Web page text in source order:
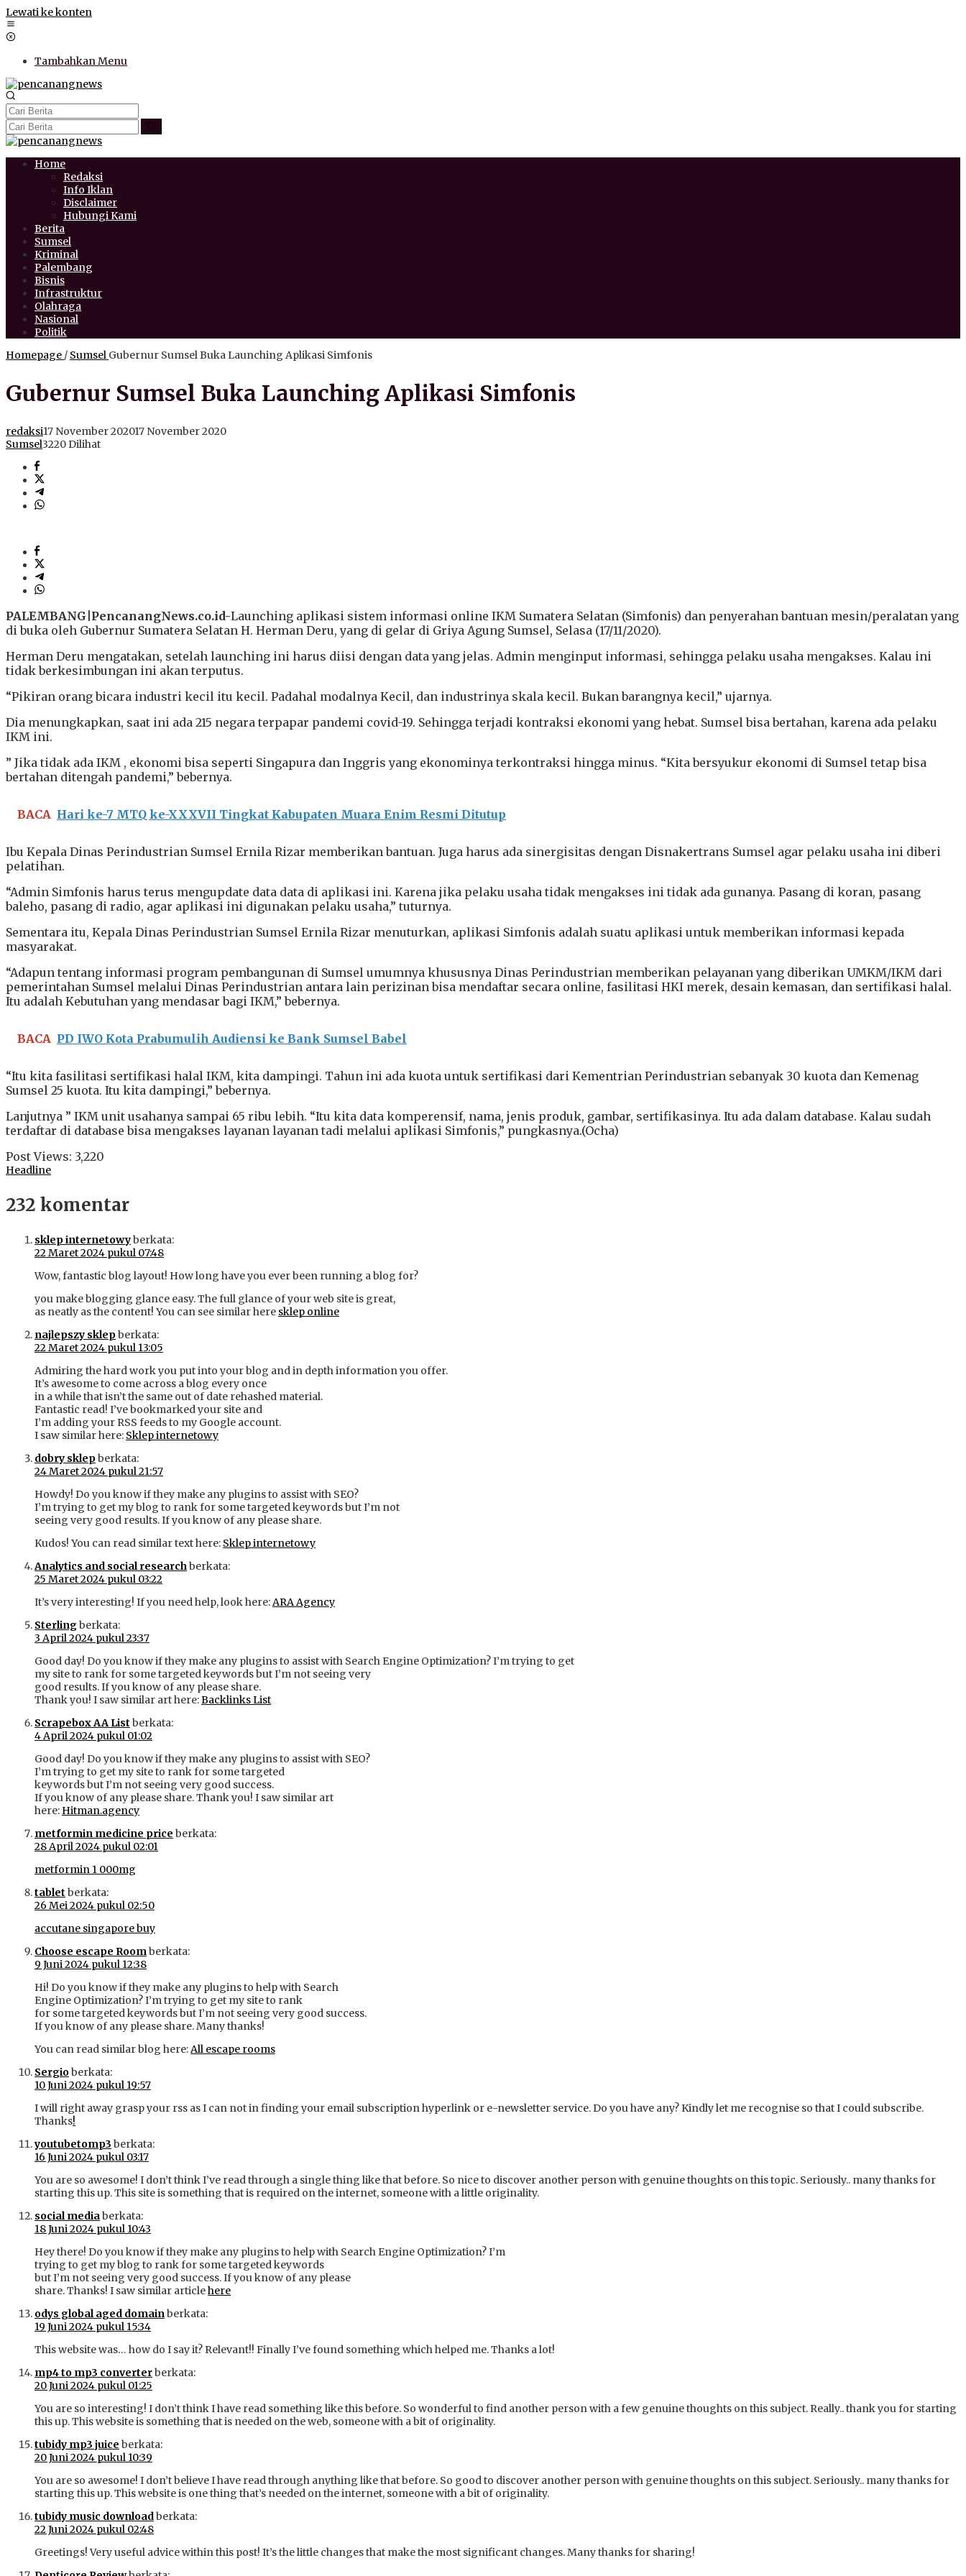
Lewati ke konten
Tambahkan Menu
Home
Redaksi
Info Iklan
Disclaimer
Hubungi Kami
Berita
Sumsel
Kriminal
Palembang
Bisnis
Infrastruktur
Olahraga
Nasional
Politik
Homepage / Sumsel Gubernur Sumsel Buka Launching Aplikasi Simfonis
Gubernur Sumsel Buka Launching Aplikasi Simfonis
redaksi17 November 202017 November 2020
Sumsel3220 Dilihat
PALEMBANG|PencanangNews.co.id-Launching aplikasi sistem informasi online IKM Sumatera Selatan (Simfonis) dan penyerahan bantuan mesin/peralatan yang
di buka oleh Gubernur Sumatera Selatan H. Herman Deru, yang di gelar di Griya Agung Sumsel, Selasa (17/11/2020).
Herman Deru mengatakan, setelah launching ini harus diisi dengan data yang jelas. Admin menginput informasi, sehingga pelaku usaha mengakses. Kalau ini
tidak berkesimbungan ini akan terputus.
“Pikiran orang bicara industri kecil itu kecil. Padahal modalnya Kecil, dan industrinya skala kecil. Bukan barangnya kecil,” ujarnya.
Dia menungkapkan, saat ini ada 215 negara terpapar pandemi covid-19. Sehingga terjadi kontraksi ekonomi yang hebat. Sumsel bisa bertahan, karena ada pelaku
IKM ini.
” Jika tidak ada IKM , ekonomi bisa seperti Singapura dan Inggris yang ekonominya terkontraksi hingga minus. “Kita bersyukur ekonomi di Sumsel tetap bisa
bertahan ditengah pandemi,” bebernya.
BACA Hari ke-7 MTQ ke-XXXVII Tingkat Kabupaten Muara Enim Resmi Ditutup
Ibu Kepala Dinas Perindustrian Sumsel Ernila Rizar memberikan bantuan. Juga harus ada sinergisitas dengan Disnakertrans Sumsel agar pelaku usaha ini diberi
pelatihan.
“Admin Simfonis harus terus mengupdate data data di aplikasi ini. Karena jika pelaku usaha tidak mengakses ini tidak ada gunanya. Pasang di koran, pasang
baleho, pasang di radio, agar aplikasi ini digunakan pelaku usaha,” tuturnya.
Sementara itu, Kepala Dinas Perindustrian Sumsel Ernila Rizar menuturkan, aplikasi Simfonis adalah suatu aplikasi untuk memberikan informasi kepada
masyarakat.
“Adapun tentang informasi program pembangunan di Sumsel umumnya khususnya Dinas Perindustrian memberikan pelayanan yang diberikan UMKM/IKM dari
pemerintahan Sumsel melalui Dinas Perindustrian antara lain perizinan bisa mendaftar secara online, fasilitasi HKI merek, desain kemasan, dan sertifikasi halal.
Itu adalah Kebutuhan yang mendasar bagi IKM,” bebernya.
BACA PD IWO Kota Prabumulih Audiensi ke Bank Sumsel Babel
“Itu kita fasilitasi sertifikasi halal IKM, kita dampingi. Tahun ini ada kuota untuk sertifikasi dari Kementrian Perindustrian sebanyak 30 kuota dan Kemenag
Sumsel 25 kuota. Itu kita dampingi,” bebernya.
Lanjutnya ” IKM unit usahanya sampai 65 ribu lebih. “Itu kita data komperensif, nama, jenis produk, gambar, sertifikasinya. Itu ada dalam database. Kalau sudah
terdaftar di database bisa mengakses layanan layanan tadi melalui aplikasi Simfonis,” pungkasnya.(Ocha)
Post Views: 3,220
Headline
232 komentar
sklep internetowyberkata:
22 Maret 2024 pukul 07:48
Wow, fantastic blog layout! How long have you ever been running a blog for?
you make blogging glance easy. The full glance of your web site is great,
as neatly as the content! You can see similar here sklep online
najlepszy sklepberkata:
22 Maret 2024 pukul 13:05
Admiring the hard work you put into your blog and in depth information you offer.
It’s awesome to come across a blog every once
in a while that isn’t the same out of date rehashed material.
Fantastic read! I’ve bookmarked your site and
I’m adding your RSS feeds to my Google account.
I saw similar here: Sklep internetowy
dobry sklepberkata:
24 Maret 2024 pukul 21:57
Howdy! Do you know if they make any plugins to assist with SEO?
I’m trying to get my blog to rank for some targeted keywords but I’m not
seeing very good results. If you know of any please share.
Kudos! You can read similar text here: Sklep internetowy
Analytics and social researchberkata:
25 Maret 2024 pukul 03:22
It’s very interesting! If you need help, look here:ARA Agency
Sterlingberkata:
3 April 2024 pukul 23:37
Good day! Do you know if they make any plugins to assist with Search Engine Optimization? I’m trying to get
my site to rank for some targeted keywords but I’m not seeing very
good results. If you know of any please share.
Thank you! I saw similar art here:Backlinks List
Scrapebox AA List berkata:
4 April 2024 pukul 01:02
Good day! Do you know if they make any plugins to assist with SEO?
I’m trying to get my site to rank for some targeted
keywords but I’m not seeing very good success.
If you know of any please share. Thank you! I saw similar art
here: Hitman.agency
metformin medicine price berkata:
28 April 2024 pukul 02:01
metformin 1 000mg
tablet berkata:
26 Mei 2024 pukul 02:50
accutane singapore buy
Choose escape Roomberkata:
9 Juni 2024 pukul 12:38
Hi! Do you know if they make any plugins to help with Search
Engine Optimization? I’m trying to get my site to rank
for some targeted keywords but I’m not seeing very good success.
If you know of any please share. Many thanks!
You can read similar blog here:All escape rooms
Sergioberkata:
10 Juni 2024 pukul 19:57
I will right away grasp your rss as I can not in finding your email subscription hyperlink or e-newsletter service. Do you have any? Kindly let me recognise so that I could subscribe.
Thanks!
youtubetomp3 berkata:
16 Juni 2024 pukul 03:17
You are so awesome! I don’t think I’ve read through a single thing like that before. So nice to discover another person with genuine thoughts on this topic. Seriously.. many thanks for
starting this up. This site is something that is required on the internet, someone with a little originality.
social mediaberkata:
18 Juni 2024 pukul 10:43
Hey there! Do you know if they make any plugins to help with Search Engine Optimization? I’m
trying to get my blog to rank for some targeted keywords
but I’m not seeing very good success. If you know of any please
share. Thanks! I saw similar articlehere
odys global aged domainberkata:
19 Juni 2024 pukul 15:34
This website was… how do I say it? Relevant!! Finally I’ve found something which helped me. Thanks a lot!
mp4 to mp3 converterberkata:
20 Juni 2024 pukul 01:25
You are so interesting! I don’t think I have read something like this before. So wonderful to find another person with a few genuine thoughts on this subject. Really.. thank you for starting
this up. This website is something that is needed on the web, someone with a bit of originality.
tubidy mp3 juice berkata:
20 Juni 2024 pukul 10:39
You are so awesome! I don’t believe I have read through anything like that before. So good to discover another person with genuine thoughts on this subject. Seriously.. many thanks for
starting this up. This website is one thing that’s needed on the internet, someone with a bit of originality.
tubidy music downloadberkata:
22 Juni 2024 pukul 02:48
Greetings! Very useful advice within this post! It’s the little changes that make the most significant changes. Many thanks for sharing!